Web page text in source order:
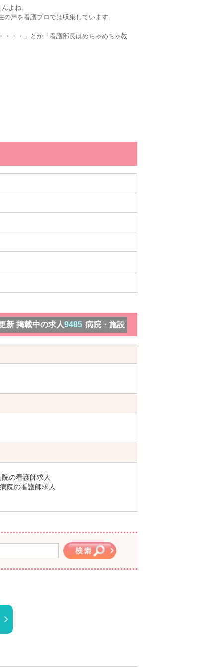
よね。
声を看護プロでは収集しています。
・・・」とか「看護部長はめちゃめちゃ教
新 掲載中の求人9485 病院・施設
院の看護師求人
院の看護師求人